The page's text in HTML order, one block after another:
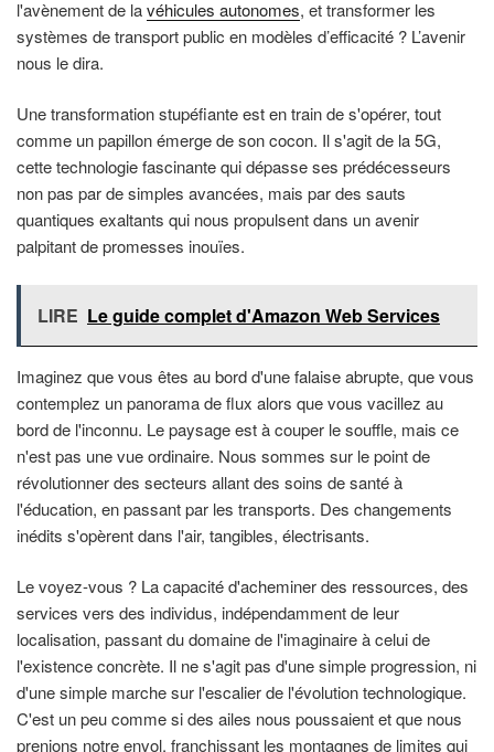
l'avènement de lavéhicules autonomes, et transformer les
systèmes de transport public en modèles d’efficacité ? L’avenir
nous le dira.
Une transformation stupéfiante est en train de s'opérer, tout
comme un papillon émerge de son cocon. Il s'agit de la 5G,
cette technologie fascinante qui dépasse ses prédécesseurs
non pas par de simples avancées, mais par des sauts
quantiques exaltants qui nous propulsent dans un avenir
palpitant de promesses inouïes.
LIRE Le guide complet d'Amazon Web Services
Imaginez que vous êtes au bord d'une falaise abrupte, que vous
contemplez un panorama de flux alors que vous vacillez au
bord de l'inconnu. Le paysage est à couper le souffle, mais ce
n'est pas une vue ordinaire. Nous sommes sur le point de
révolutionner des secteurs allant des soins de santé à
l'éducation, en passant par les transports. Des changements
inédits s'opèrent dans l'air, tangibles, électrisants.
Le voyez-vous ? La capacité d'acheminer des ressources, des
services vers des individus, indépendamment de leur
localisation, passant du domaine de l'imaginaire à celui de
l'existence concrète. Il ne s'agit pas d'une simple progression, ni
d'une simple marche sur l'escalier de l'évolution technologique.
C'est un peu comme si des ailes nous poussaient et que nous
prenions notre envol, franchissant les montagnes de limites qui